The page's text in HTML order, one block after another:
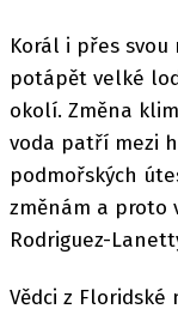
Korál i přes
potápět velké
okolí. Změna
voda patří mezi
podmořských
změnám a proto
Rodriguez-
Vědci z